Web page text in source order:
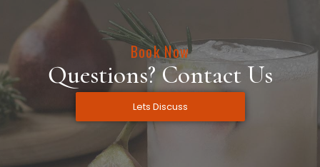
Book Now
Questions? Contact Us
Lets Discuss